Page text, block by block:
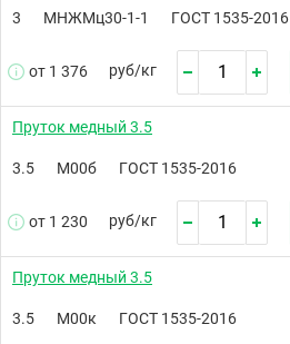
3 МНЖМц30-1-1 ГОСТ 1535-2016
от 1 376 руб/кг
Пруток медный 3.5
3.5 М00б ГОСТ 1535-2016
от 1 230 руб/кг
Пруток медный 3.5
3.5 М00к ГОСТ 1535-2016